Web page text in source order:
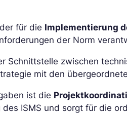
für die Implementierung
der Norm
Schnittstelle zwischen
mit den
ist die
ISMS und sorgt für die